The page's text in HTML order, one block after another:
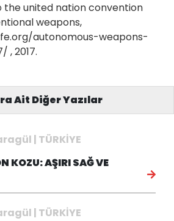
united nation convention
weapons,
autonomous-weapons-
, 2017.
Ait Diğer Yazılar
| TÜRKİYE
KOZU: AŞIRI SAĞ VE
| TÜRKİYE